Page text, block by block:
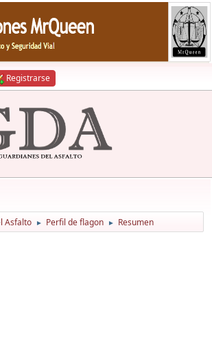
Registrarse
Asfalto ► Perfil de flagon ► Resumen